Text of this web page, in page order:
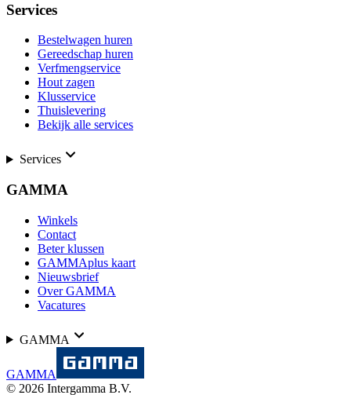
Services
Bestelwagen huren
Gereedschap huren
Verfmengservice
Hout zagen
Klusservice
Thuislevering
Bekijk alle services
Services
GAMMA
Winkels
Contact
Beter klussen
GAMMAplus kaart
Nieuwsbrief
Over GAMMA
Vacatures
GAMMA
GAMMA
© 2026 Intergamma B.V.